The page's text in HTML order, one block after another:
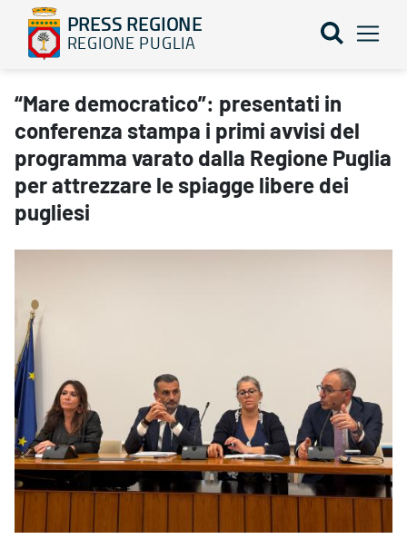
PRESS REGIONE
REGIONE PUGLIA
“Mare democratico”: presentati in conferenza stampa i primi
“Mare democratico”: presentati in
conferenza stampa i primi avvisi del
programma varato dalla Regione Puglia
per attrezzare le spiagge libere dei
pugliesi